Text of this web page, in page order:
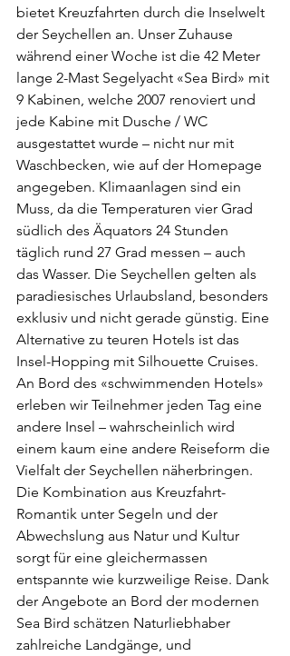
bietet Kreuzfahrten durch die Inselwelt
der Seychellen an. Unser Zuhause
während einer Woche ist die 42 Meter
lange 2-Mast Segelyacht «Sea Bird» mit
9 Kabinen, welche 2007 renoviert und
jede Kabine mit Dusche / WC
ausgestattet wurde – nicht nur mit
Waschbecken, wie auf der Homepage
angegeben. Klimaanlagen sind ein
Muss, da die Temperaturen vier Grad
südlich des Äquators 24 Stunden
täglich rund 27 Grad messen – auch
das Wasser. Die Seychellen gelten als
paradiesisches Urlaubsland, besonders
exklusiv und nicht gerade günstig. Eine
Alternative zu teuren Hotels ist das
Insel-Hopping mit Silhouette Cruises.
An Bord des «schwimmenden Hotels»
erleben wir Teilnehmer jeden Tag eine
andere Insel – wahrscheinlich wird
einem kaum eine andere Reiseform die
Vielfalt der Seychellen näherbringen.
Die Kombination aus Kreuzfahrt-
Romantik unter Segeln und der
Abwechslung aus Natur und Kultur
sorgt für eine gleichermassen
entspannte wie kurzweilige Reise. Dank
der Angebote an Bord der modernen
Sea Bird schätzen Naturliebhaber
zahlreiche Landgänge, und